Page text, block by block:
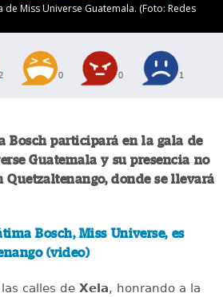
Miss Universe Guatemala. (Foto: Redes
0 0 1
Bosch participará en la gala de
Guatemala y su presencia no
Quetzaltenango, donde se llevará
Bosch, Miss Universe, es
(video)
calles deXela, honrando a la